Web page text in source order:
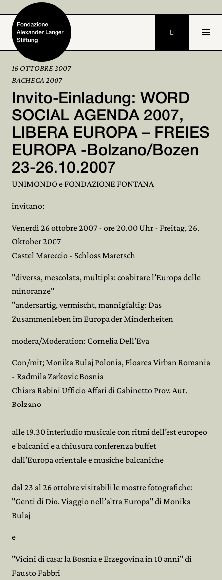
Home
Fondazione
Attività e progetti 
Alexander Langer

16 OTTOBRE 2007
BACHECA 2007
Invito-Einladung: WORD
SOCIAL AGENDA 2007,
LIBERA EUROPA – FREIES
EUROPA -Bolzano/Bozen
23-26.10.2007
UNIMONDO e FONDAZIONE FONTANA
invitano:
Venerdì 26 ottobre 2007 - ore 20.00 Uhr - Freitag, 26.
Oktober 2007
Castel Mareccio - Schloss Maretsch
"diversa, mescolata, multipla: coabitare l’Europa delle
minoranze"
"andersartig, vermischt, mannigfaltig: Das
Zusammenleben im Europa der Minderheiten
modera/Moderation: Cornelia Dell’Eva
Con/mit; Monika Bulaj Polonia, Floarea Virban Romania
- Radmila Zarkovic Bosnia
Chiara Rabini Ufficio Affari di Gabinetto Prov. Aut.
Bolzano
alle 19.30 interludio musicale con ritmi dell’est europeo
e balcanici e a chiusura conferenza buffet
dall’Europa orientale e musiche balcaniche
dal 23 al 26 ottobre visitabili le mostre fotografiche:
"Genti di Dio. Viaggio nell’altra Europa" di Monika
Bulaj
e
"Vicini di casa: la Bosnia e Erzegovina in 10 anni" di
Fausto Fabbri